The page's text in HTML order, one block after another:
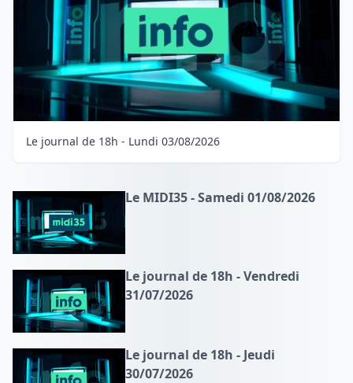
Le journal de 18h - Lundi 03/08/2026
Le MIDI35 - Samedi 01/08/2026
Le journal de 18h - Vendredi
31/07/2026
Le journal de 18h - Jeudi
30/07/2026